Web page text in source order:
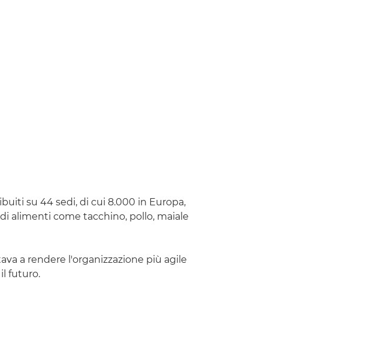
su 44 sedi, di cui 8.000 in Europa,
alimenti come tacchino, pollo, maiale
a rendere l'organizzazione più agile
futuro.